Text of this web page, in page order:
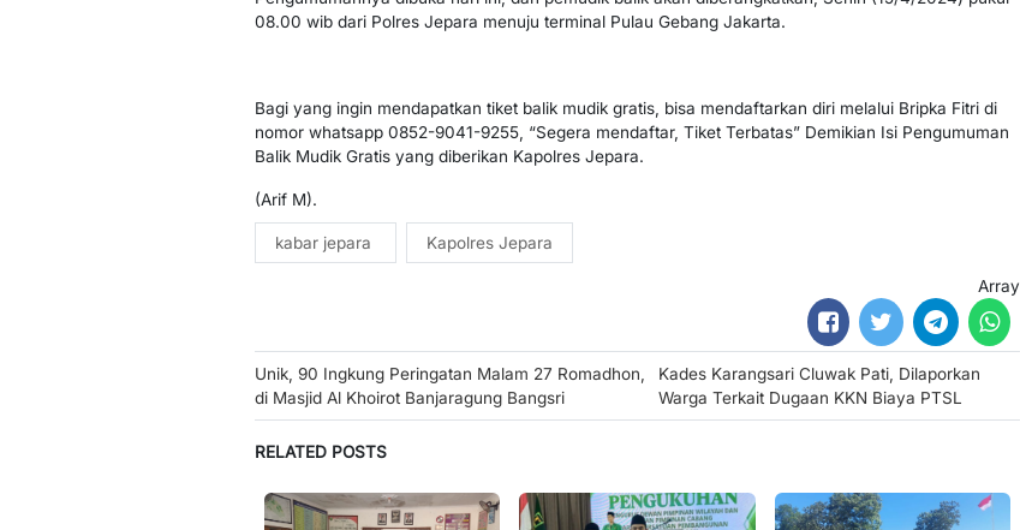
08.00 wib dari Polres Jepara menuju terminal Pulau Gebang Jakarta.
Bagi yang ingin mendapatkan tiket balik mudik gratis, bisa mendaftarkan diri melalui Bripka Fitri di
nomor whatsapp 0852-9041-9255, “Segera mendaftar, Tiket Terbatas” Demikian Isi Pengumuman
Balik Mudik Gratis yang diberikan Kapolres Jepara.
(Arif M).
kabar jepara Kapolres Jepara
Array
Post
navigation
Unik, 90 Ingkung Peringatan Malam 27 Romadhon,
di Masjid Al Khoirot Banjaragung Bangsri
Kades Karangsari Cluwak Pati, Dilaporkan
Warga Terkait Dugaan KKN Biaya PTSL
RELATED POSTS